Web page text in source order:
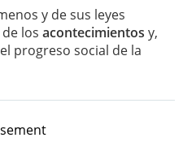
y de sus leyes
los acontecimientos y,
progreso social de la